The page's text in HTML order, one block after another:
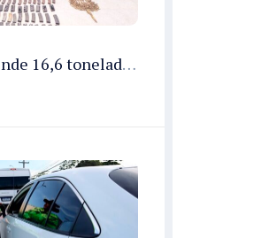
PMAM apreende 16,6 toneladas de entorpecentes e registra aumento nas prisões em flagrante e nas capturas de foragidos no primeiro semestre de 2026